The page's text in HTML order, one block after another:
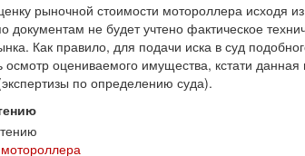
рыночной стоимости мотороллера исходя
документам не будет учтено фактическое
Как правило, для подачи иска в суд
осмотр оцениваемого имущества, кстати
по определению суда).